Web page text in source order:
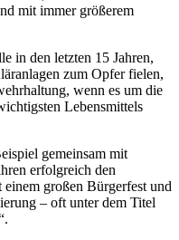
mit immer größerem
in den letzten 15 Jahren,
zum Opfer fielen,
wenn es um die
Lebensmittels
gemeinsam mit
erfolgreich den
großen Bürgerfest und
– oft unter dem Titel